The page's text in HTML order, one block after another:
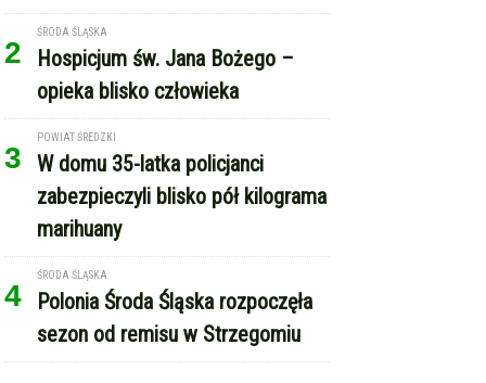
2
ŚRODA ŚLĄSKA
Hospicjum św. Jana Bożego –
opieka blisko człowieka
3
POWIAT ŚREDZKI
W domu 35-latka policjanci
zabezpieczyli blisko pół kilograma
marihuany
4
ŚRODA ŚLĄSKA
Polonia Środa Śląska rozpoczęła
sezon od remisu w Strzegomiu